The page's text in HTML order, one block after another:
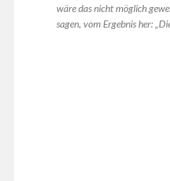
wäre das nicht möglich
sagen, vom Ergebnis her: